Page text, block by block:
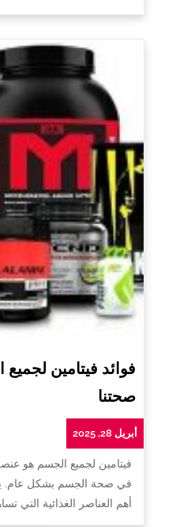
فوائد فيتامين
صحتنا
أبريل 28, 2025
فيتامين لجميع الجسم هو
في صحة الجسم بشكل عام.
أهم العناصر الغذائية التي